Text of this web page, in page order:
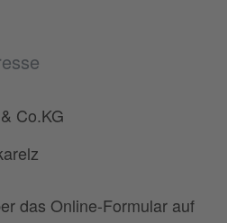
Co.KG
das Online-Formular auf